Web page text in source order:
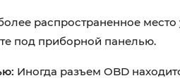
распространенное место
под приборной панелью.
Иногда разъем OBD